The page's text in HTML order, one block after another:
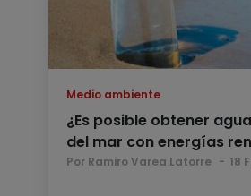
Medio ambiente
¿Es posible obtener
del mar con energías
Por Ramiro Varea Latorre 18